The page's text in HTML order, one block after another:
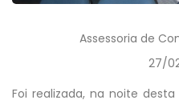
Assessoria de
27/
Foi realizada, na noite